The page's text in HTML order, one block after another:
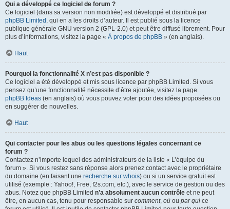
Qui a développé ce logiciel de forum ?
Ce logiciel (dans sa version non modifiée) est développé et distribué par
phpBB Limited , qui en a les droits d’auteur. Il est publié sous la licence
publique générale GNU version 2 (GPL-2.0) et peut être diffusé librement. Pour
plus d’informations, visitez la page « À propos de phpBB » (en anglais).
Haut
Pourquoi la fonctionnalité X n’est pas disponible ?
Ce logiciel a été développé et mis sous licence par phpBB Limited. Si vous
pensez qu’une fonctionnalité nécessite d’être ajoutée, visitez la page
phpBB Ideas (en anglais) où vous pouvez voter pour des idées proposées ou
en suggérer de nouvelles.
Haut
Qui contacter pour les abus ou les questions légales concernant ce
forum ?
Contactez n’importe lequel des administrateurs de la liste « L’équipe du
forum ». Si vous restez sans réponse alors prenez contact avec le propriétaire
du domaine (en faisant une recherche sur whois) ou si un service gratuit est
utilisé (exemple : Yahoo!, Free, f2s.com, etc.), avec le service de gestion ou des
abus. Notez que phpBB Limited n’a absolument aucun contrôle et ne peut
être, en aucun cas, tenu pour responsable sur comment, où ou par qui ce